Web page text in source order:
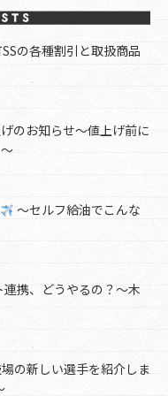
の各種割引と取扱商品
のお知らせ～値上げ前に
～セルフ給油でこんな
携、どうやるの？～木
の新しい選手を紹介しま